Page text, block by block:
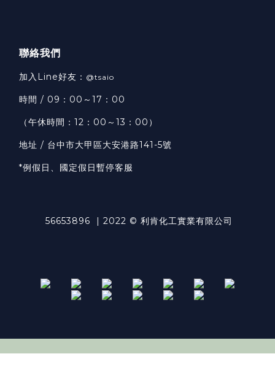
聯絡我們
加入Line好友： @tsaio
時間 / 09：00～17：00
（午休時間：12：00～13：00）
地址 / 台中市大甲區大安港路141-5號
*例假日、國定假日暫停客服
56653896 | 2022 © 利肯化工實業有限公司